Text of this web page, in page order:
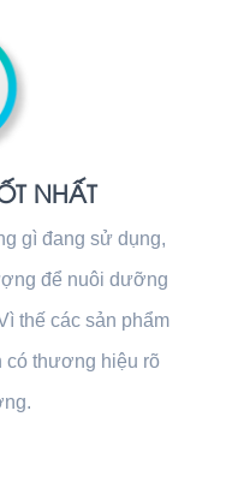
NHẤT
gì đang sử dụng,
để nuôi dưỡng
thế các sản phẩm
có thương hiệu rõ